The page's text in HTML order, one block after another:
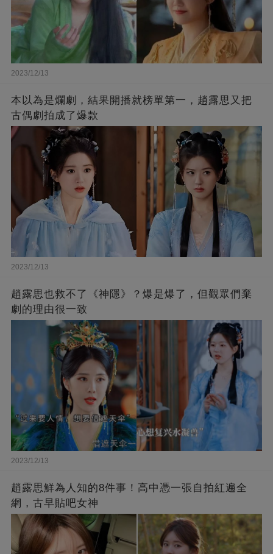
2023/12/13
本以為是爛劇，結果開播就榜單第一，趙露思又把
古偶劇拍成了爆款
2023/12/13
趙露思也救不了《神隱》？爆是爆了，但觀眾們棄
劇的理由很一致
2023/12/13
趙露思鮮為人知的8件事！高中憑一張自拍紅遍全
網，古早貼吧女神